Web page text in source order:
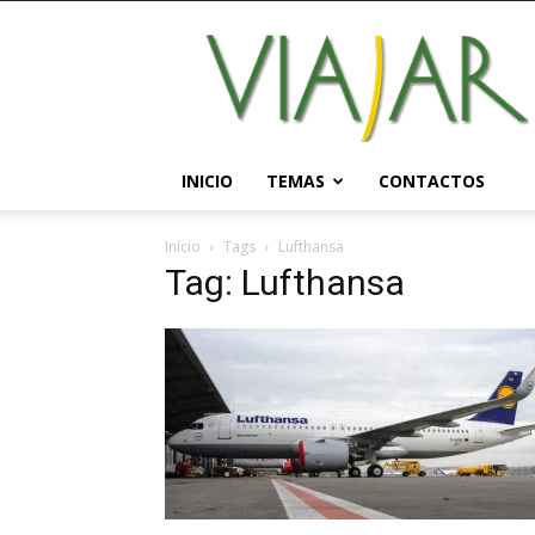
Viajar
Magazine
Online
INICIO TEMAS CONTACTOS
Início Tags Lufthansa
Tag: Lufthansa